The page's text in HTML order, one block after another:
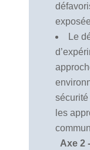
Le
sécurité
les
Axe 2